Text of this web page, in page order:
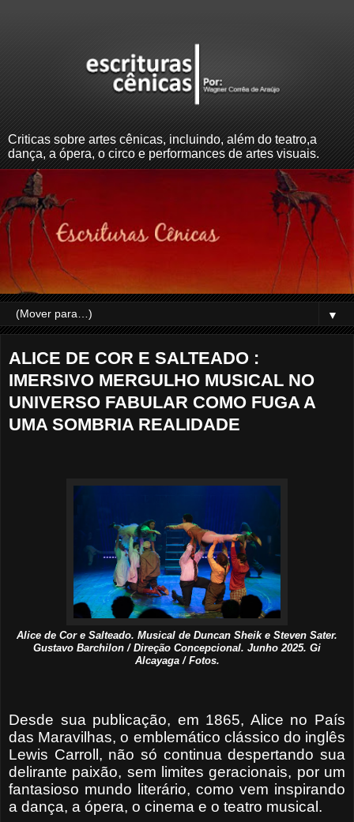
Criticas sobre artes cênicas, incluindo, além do teatro,a
dança, a ópera, o circo e performances de artes visuais.
▼
ALICE DE COR E SALTEADO :
IMERSIVO MERGULHO MUSICAL NO
UNIVERSO FABULAR COMO FUGA A
UMA SOMBRIA REALIDADE
Alice de Cor e Salteado. Musical de Duncan Sheik e Steven Sater.
Gustavo Barchilon / Direção Concepcional. Junho 2025. Gi
Alcayaga / Fotos.
Desde sua publicação, em 1865, Alice no País
das Maravilhas, o emblemático clássico do inglês
Lewis Carroll, não só continua despertando sua
delirante paixão, sem limites geracionais, por um
fantasioso mundo literário, como vem inspirando
a dança, a ópera, o cinema e o teatro musical.